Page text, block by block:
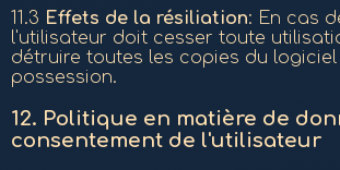
11.3 Effets de la résiliation: En cas
l'utilisateur doit cesser toute
détruire toutes les copies du logiciel
possession.
12. Politique en matière de
consentement de l'utilisateur